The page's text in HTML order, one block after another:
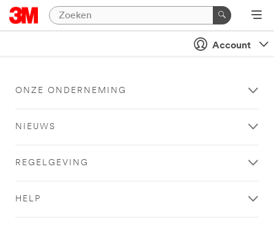
Account
ONZE ONDERNEMING
NIEUWS
REGELGEVING
HELP